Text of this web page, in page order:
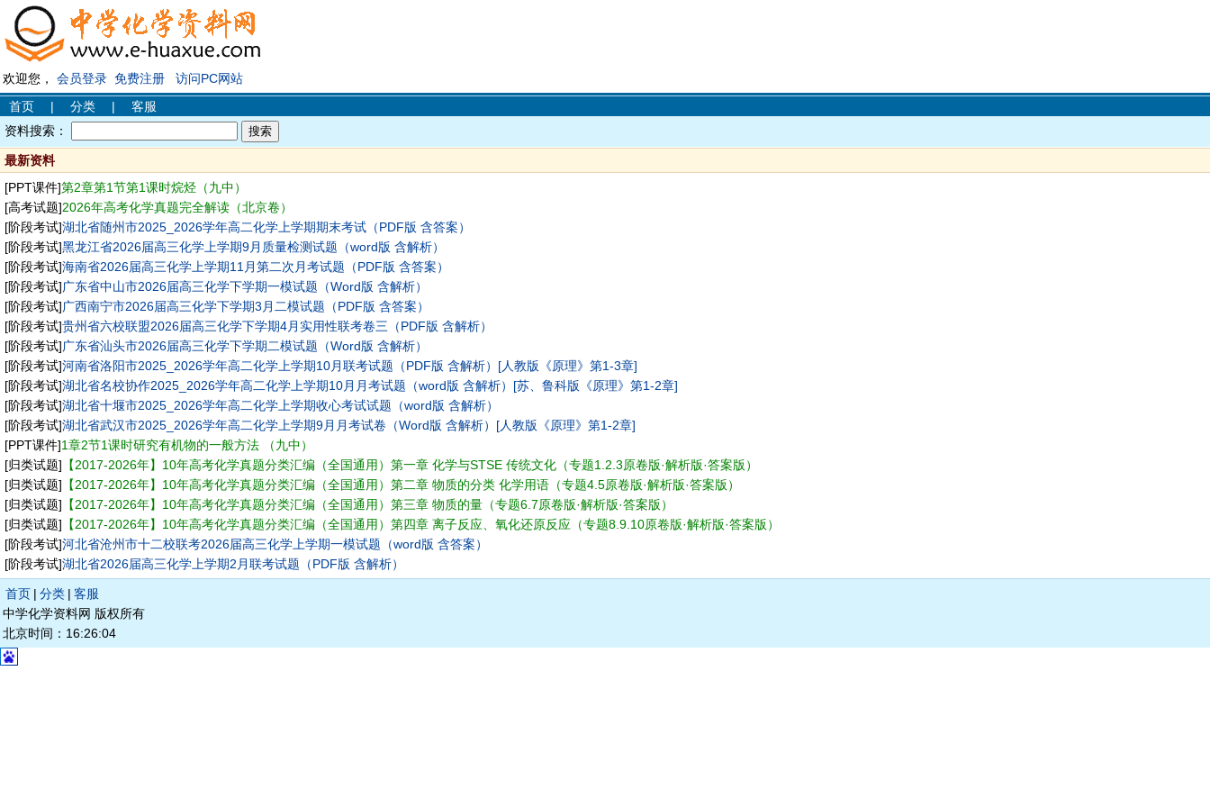
欢迎您， 会员登录 免费注册
访问PC网站
首页
| 分类 |
客服
资料搜索：
最新资料
[PPT课件]第2章第1节第1课时烷烃（九中）
[高考试题]2026年高考化学真题完全解读（北京卷）
[阶段考试]湖北省随州市2025_2026学年高二化学上学期期末考试（PDF版 含答案）
[阶段考试]黑龙江省2026届高三化学上学期9月质量检测试题（word版 含解析）
[阶段考试]海南省2026届高三化学上学期11月第二次月考试题（PDF版 含答案）
[阶段考试]广东省中山市2026届高三化学下学期一模试题（Word版 含解析）
[阶段考试]广西南宁市2026届高三化学下学期3月二模试题（PDF版 含答案）
[阶段考试]贵州省六校联盟2026届高三化学下学期4月实用性联考卷三（PDF版 含解析）
[阶段考试]广东省汕头市2026届高三化学下学期二模试题（Word版 含解析）
[阶段考试]河南省洛阳市2025_2026学年高二化学上学期10月联考试题（PDF版 含解析）[人教版《原理》第1-3章]
[阶段考试]湖北省名校协作2025_2026学年高二化学上学期10月月考试题（word版 含解析）[苏、鲁科版《原理》第1-2章]
[阶段考试]湖北省十堰市2025_2026学年高二化学上学期收心考试试题（word版 含解析）
[阶段考试]湖北省武汉市2025_2026学年高二化学上学期9月月考试卷（Word版 含解析）[人教版《原理》第1-2章]
[PPT课件]1章2节1课时研究有机物的一般方法 （九中）
[归类试题] 【2017-2026年】10年高考化学真题分类汇编（全国通用）第一章 化学与STSE 传统文化（专题1.2.3原卷版·解析版·答案版）
[归类试题] 【2017-2026年】10年高考化学真题分类汇编（全国通用）第二章 物质的分类 化学用语（专题4.5原卷版·解析版·答案版）
[归类试题] 【2017-2026年】10年高考化学真题分类汇编（全国通用）第三章 物质的量（专题6.7原卷版·解析版·答案版）
[归类试题] 【2017-2026年】10年高考化学真题分类汇编（全国通用）第四章 离子反应、氧化还原反应（专题8.9.10原卷版·解析版·答案版）
[阶段考试]河北省沧州市十二校联考2026届高三化学上学期一模试题（word版 含答案）
[阶段考试]湖北省2026届高三化学上学期2月联考试题（PDF版 含解析）
首页 | 分类 | 客服
中学化学资料网 版权所有
北京时间：16:26:04